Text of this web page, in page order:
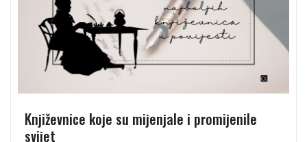
Književnice koje su mijenjale i promijenile
svijet